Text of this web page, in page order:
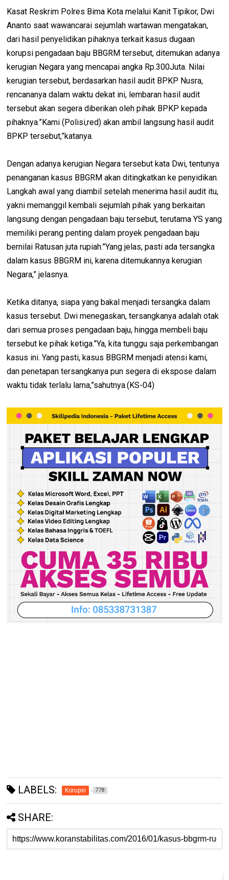
Kasat Reskrim Polres Bima Kota melalui Kanit Tipikor, Dwi
Ananto saat wawancarai sejumlah wartawan mengatakan,
dari hasil penyelidikan pihaknya terkait kasus dugaan
korupsi pengadaan baju BBGRM tersebut, ditemukan adanya
kerugian Negara yang mencapai angka Rp.300Juta. Nilai
kerugian tersebut, berdasarkan hasil audit BPKP Nusra,
rencananya dalam waktu dekat ini, lembaran hasil audit
tersebut akan segera diberikan oleh pihak BPKP kepada
pihaknya.”Kami (Polisi,red) akan ambil langsung hasil audit
BPKP tersebut,”katanya.
Dengan adanya kerugian Negara tersebut kata Dwi, tentunya
penanganan kasus BBGRM akan ditingkatkan ke penyidikan.
Langkah awal yang diambil setelah menerima hasil audit itu,
yakni memanggil kembali sejumlah pihak yang berkaitan
langsung dengan pengadaan baju tersebut, terutama YS yang
memiliki perang penting dalam proyek pengadaan baju
bernilai Ratusan juta rupiah.”Yang jelas, pasti ada tersangka
dalam kasus BBGRM ini, karena ditemukannya kerugian
Negara,” jelasnya.
Ketika ditanya, siapa yang bakal menjadi tersangka dalam
kasus tersebut. Dwi menegaskan, tersangkanya adalah otak
dari semua proses pengadaan baju, hingga membeli baju
tersebut ke pihak ketiga.”Ya, kita tunggu saja perkembangan
kasus ini. Yang pasti, kasus BBGRM menjadi atensi kami,
dan penetapan tersangkanya pun segera di ekspose dalam
waktu tidak terlalu lama,”sahutnya.(KS-04)
LABELS: Korupsi 778
SHARE: